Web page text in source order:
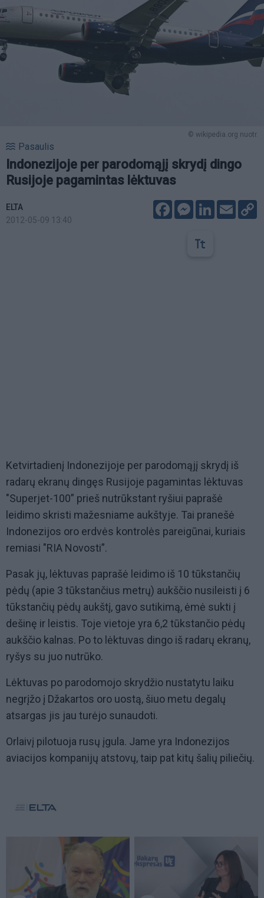
© wikipedia.org nuotr.
Pasaulis
Indonezijoje per parodomąjį skrydį dingo
Rusijoje pagamintas lėktuvas
ELTA
2012-05-09 13:40
FacebookMessenger
LinkedIn
Email
Ketvirtadienį Indonezijoje per parodomąjį skrydį iš
radarų ekranų dingęs Rusijoje pagamintas lėktuvas
"Superjet-100” prieš nutrūkstant ryšiui paprašė
leidimo skristi mažesniame aukštyje. Tai pranešė
Indonezijos oro erdvės kontrolės pareigūnai, kuriais
remiasi "RIA Novosti”.
Pasak jų, lėktuvas paprašė leidimo iš 10 tūkstančių
pėdų (apie 3 tūkstančius metrų) aukščio nusileisti į 6
tūkstančių pėdų aukštį, gavo sutikimą, ėmė sukti į
dešinę ir leistis. Toje vietoje yra 6,2 tūkstančio pėdų
aukščio kalnas. Po to lėktuvas dingo iš radarų ekranų,
ryšys su juo nutrūko.
Lėktuvas po parodomojo skrydžio nustatytu laiku
negrįžo į Džakartos oro uostą, šiuo metu degalų
atsargas jis jau turėjo sunaudoti.
Orlaivį pilotuoja rusų įgula. Jame yra Indonezijos
aviacijos kompanijų atstovų, taip pat kitų šalių piliečių.